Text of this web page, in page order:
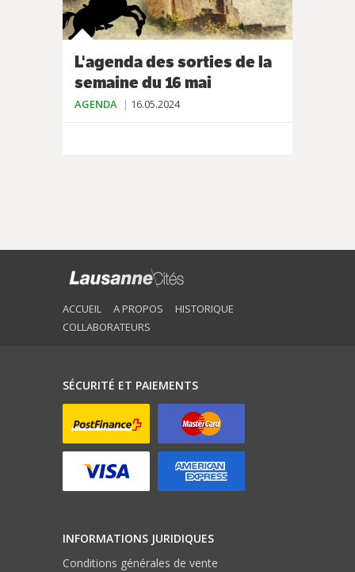
L'agenda des sorties de la
semaine du 16 mai
AGENDA 16.05.2024
ACCUEIL A PROPOS
HISTORIQUE
COLLABORATEURS
SÉCURITÉ ET PAIEMENTS
INFORMATIONS JURIDIQUES
Conditions générales de vente